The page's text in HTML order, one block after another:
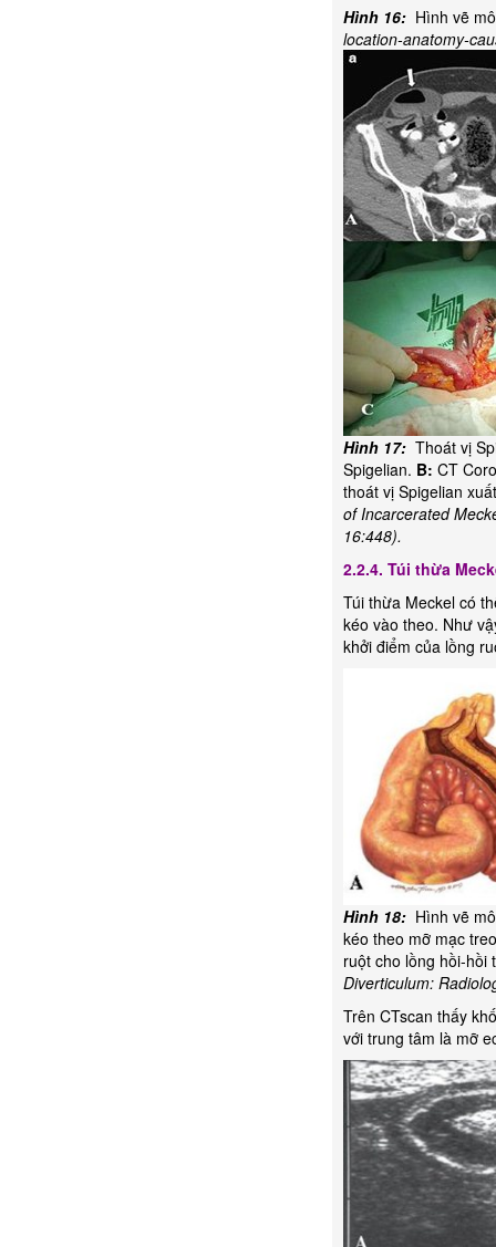
Hình 16: Hình vẽ
location-anatomy-
Hình 17: Thoát vị
Spigelian. B: CT
thoát vị Spigelian
of Incarcerated
16:448).
2.2.4. Túi thừa
Túi thừa Meckel có
kéo vào theo. Như
khởi điểm của lồng
Hình 18: Hình vẽ
kéo theo mỡ mạc
ruột cho lồng hồi-
Diverticulum:
Trên CTscan thấy
với trung tâm là mỡ